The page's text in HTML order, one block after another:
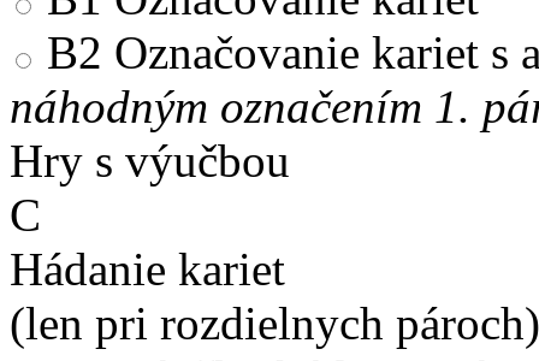
B2 Označovanie kariet s
náhodným označením 1.
Hry s výučbou
C
Hádanie kariet
(len pri rozdielnych pároch)